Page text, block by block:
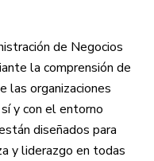
de Negocios
la comprensión de
las organizaciones
y con el entorno
diseñados para
y liderazgo en todas